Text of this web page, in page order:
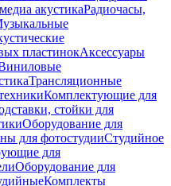
акустикаРадиочасы,
пластинокАксессуары
Трансляционные
Комплектующие для
стойки для
Оборудование для
для фотостудииСтудийное
для
Оборудование для
Комплекты